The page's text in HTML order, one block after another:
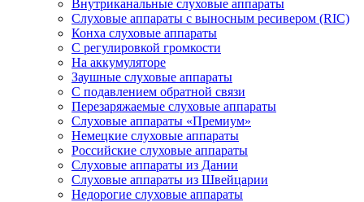
Внутриканальные слуховые аппараты
Слуховые аппараты с выносным ресивером (RIC)
Конха слуховые аппараты
С регулировкой громкости
На аккумуляторе
Заушные слуховые аппараты
C подавлением обратной связи
Перезаряжаемые слуховые аппараты
Слуховые аппараты «Премиум»
Немецкие слуховые аппараты
Российские слуховые аппараты
Слуховые аппараты из Дании
Слуховые аппараты из Швейцарии
Недорогие слуховые аппараты